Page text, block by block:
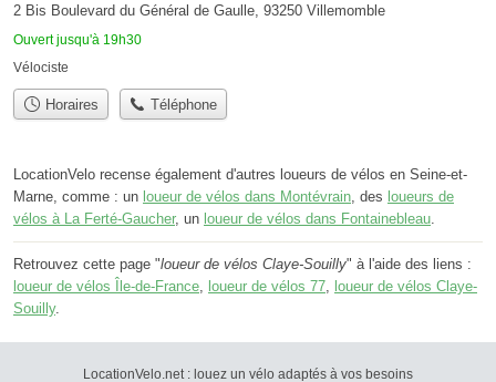
2 Bis Boulevard du Général de Gaulle, 93250 Villemomble
Ouvert jusqu'à 19h30
Vélociste
Horaires Téléphone
LocationVelo recense également d'autres loueurs de vélos en Seine-et-
Marne, comme : un loueur de vélos dans Montévrain , des loueurs de
vélos à La Ferté-Gaucher, un loueur de vélos dans Fontainebleau
Retrouvez cette page "loueur de vélos Claye-Souilly" à l'aide des liens :
loueur de vélos Île-de-France
loueur de vélos 77
loueur de vélos Claye-
Souilly.
LocationVelo.net : louez un vélo adaptés à vos besoins